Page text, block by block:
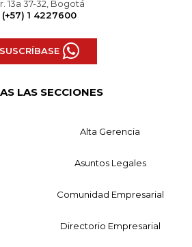
13a 37-32, Bogotá
(+57) 1 4227600
SUSCRÍBASE
LAS SECCIONES
Alta Gerencia
Asuntos Legales
Comunidad Empresarial
Directorio Empresarial